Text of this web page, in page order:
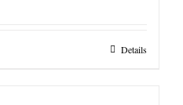
Details